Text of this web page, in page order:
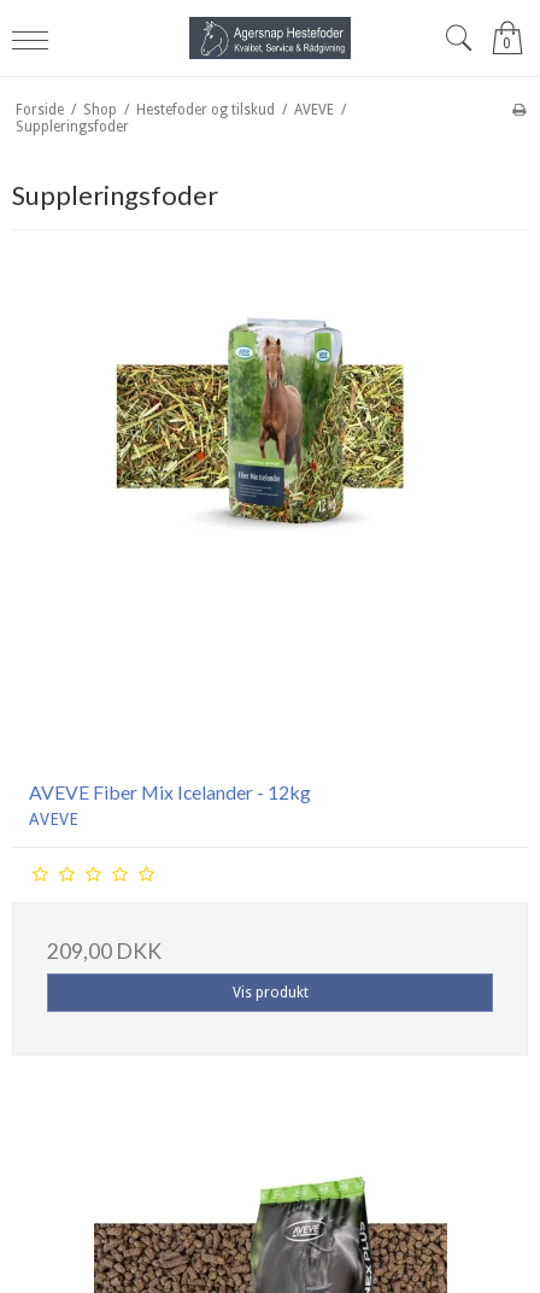
0
Forside / Shop / Hestefoder og tilskud / AVEVE /
Suppleringsfoder
Suppleringsfoder
AVEVE Fiber Mix Icelander - 12kg
AVEVE
209,00 DKK
Vis produkt